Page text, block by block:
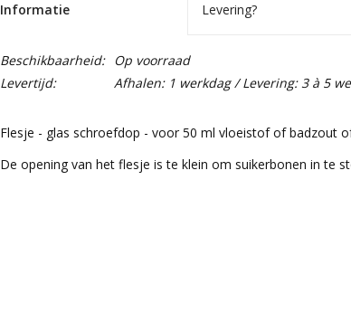
Informatie Levering?
Beschikbaarheid:
Op voorraad
Levertijd:
Afhalen: 1 werkdag / Levering: 3 à 5
Flesje - glas schroefdop - voor 50 ml vloeistof of badzout
De opening van het flesje is te klein om suikerbonen in te